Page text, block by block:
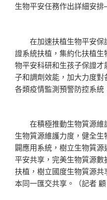
生物平安任務作出詳細安
在加速扶植生物平安保
證系統扶植，集約化扶植
物平安科研和生孩子保證
子和調劑效能，加大力度
各類疫情監測預警防控系統
在積極推動生物質源維
生物質源維護力度，健全
闢應用系統，樹立生物質
平安共享，完美生物質源
扶植，樹立國度生物質源
本同一匯交共享。（記者 顧